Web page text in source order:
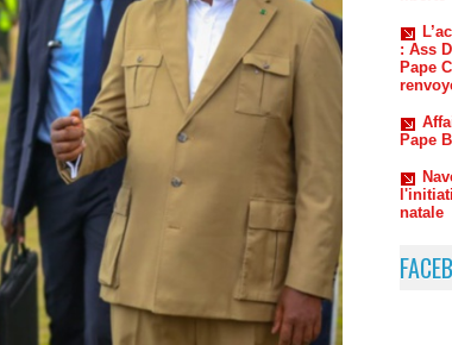
Pape
natale
traque